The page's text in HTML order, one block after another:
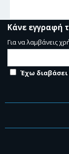
Κάνε εγγραφή
Για να λαμβάνεις
Έχω